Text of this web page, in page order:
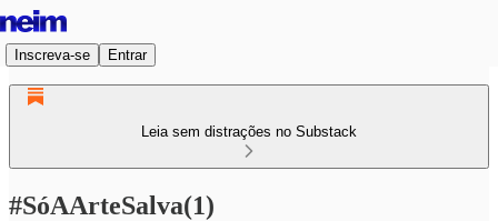
Inscreva-se Entrar
Leia sem distrações no Substack
#SóAArteSalva(1)